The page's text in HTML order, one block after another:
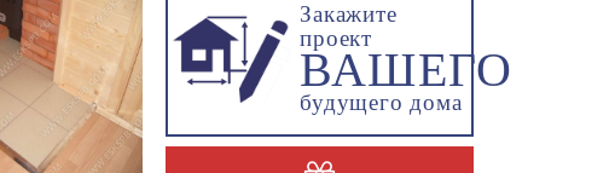
Закажите
проект
ВАШЕГО
будущего дома